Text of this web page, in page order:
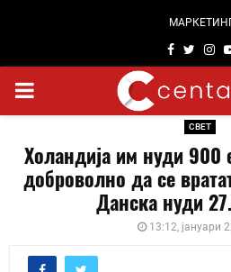
Facebook
PRIMARY
СВЕТ
Холандија им нуди 900
доброволно да се
Данска нуди
13:12, јануари